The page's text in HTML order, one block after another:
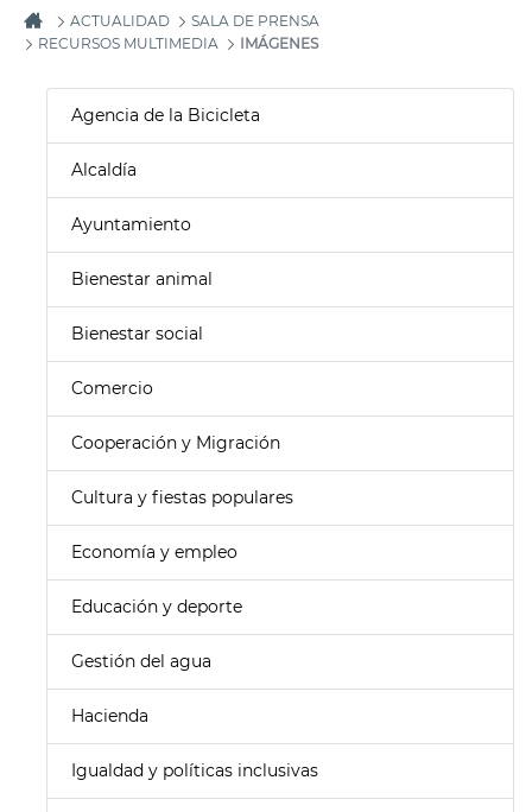
ACTUALIDAD
SALA DE PRENSA
RECURSOS MULTIMEDIA
IMÁGENES
Agencia de la Bicicleta
Alcaldía
Ayuntamiento
Bienestar animal
Bienestar social
Comercio
Cooperación y Migración
Cultura y fiestas populares
Economía y empleo
Educación y deporte
Gestión del agua
Hacienda
Igualdad y políticas inclusivas